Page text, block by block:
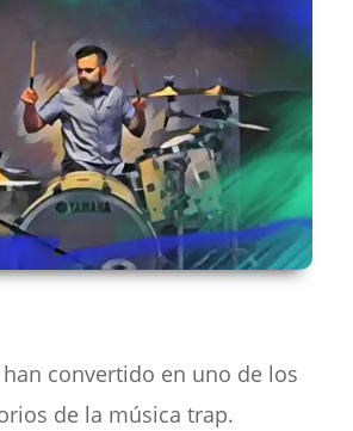
convertido en uno de los
de la música trap.